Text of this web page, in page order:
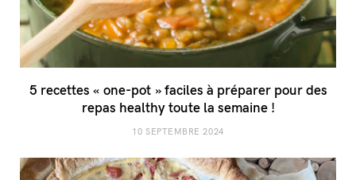
5 recettes « one-pot » faciles à préparer pour des
repas healthy toute la semaine !
10 SEPTEMBRE 2024